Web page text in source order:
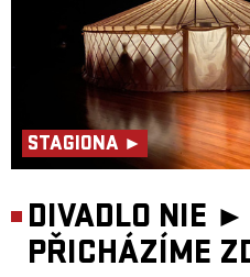
STAGIONA ►
DIVADLO NIE ►
PŘICHÁZÍME